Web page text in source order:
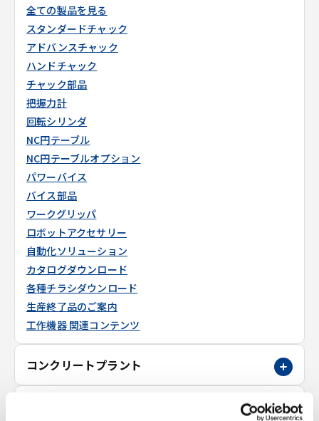
全ての製品を見る
スタンダードチャック
アドバンスチャック
ハンドチャック
チャック部品
把握力計
回転シリンダ
NC円テーブル
NC円テーブルオプション
パワーバイス
バイス部品
ワークグリッパ
ロボットアクセサリー
自動化ソリューション
カタログダウンロード
各種チラシダウンロード
生産終了品のご案内
工作機器 関連コンテンツ
コンクリートプラント